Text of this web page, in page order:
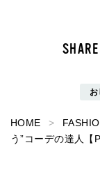
HOME
う”コーデの達人【